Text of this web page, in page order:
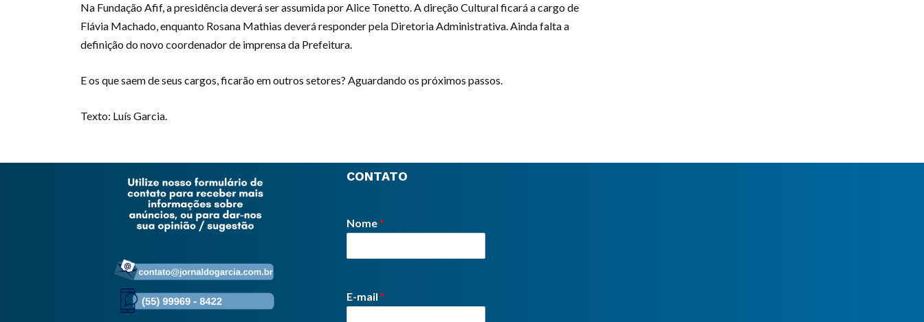
Na Fundação Afif, a presidência deverá ser assumida por Alice Tonetto. A direção Cultural ficará a cargo de
Flávia Machado, enquanto Rosana Mathias deverá responder pela Diretoria Administrativa. Ainda falta a
definição do novo coordenador de imprensa da Prefeitura.
E os que saem de seus cargos, ficarão em outros setores? Aguardando os próximos passos.
Texto: Luís Garcia.
CONTATO
Nome*
E-mail *